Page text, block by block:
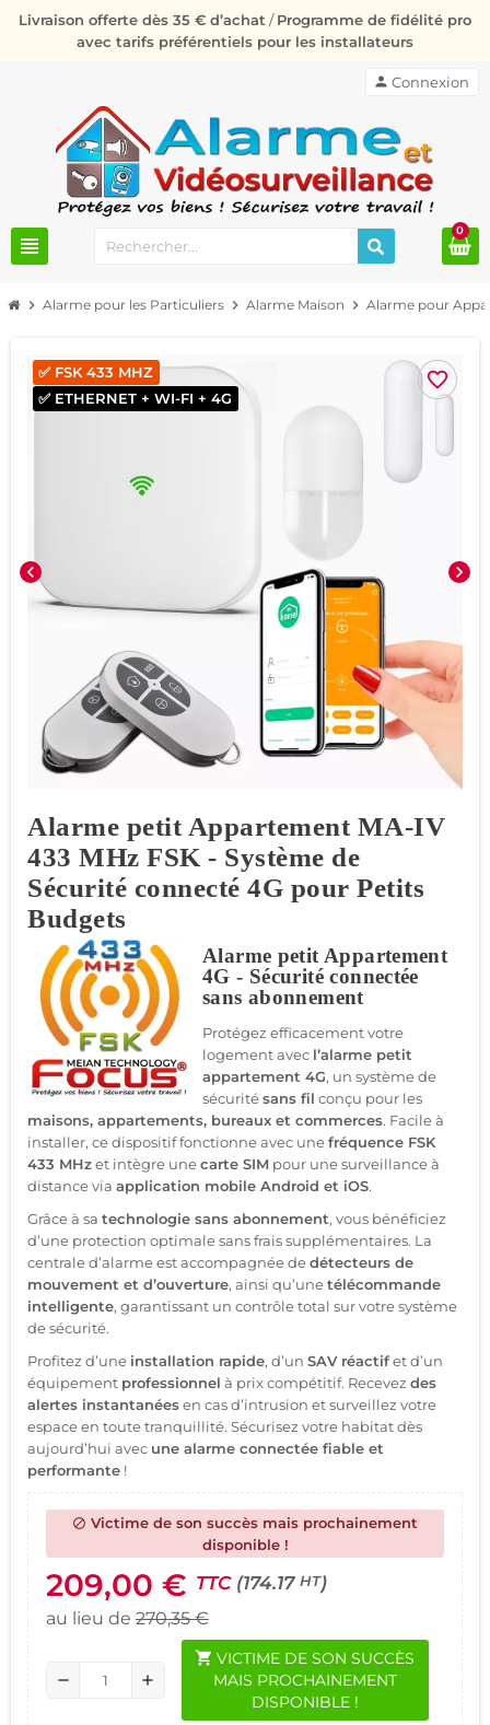
Livraison offerte dès 35 € d’achat /Programme de fidélité pro
avec tarifs préférentiels pour les installateurs
view_headline
person Connexion
0
chevron_right Alarme pour les Particuliers chevron_right Alarme Maison chevron_right Alarme pour
favorite_border
chevron_left chevron_right
✅ ETHERNET + WI-FI + 4G
✅ FSK 433 MHZ
Alarme petit Appartement MA-IV
433 MHz FSK - Système de
Sécurité connecté 4G pour Petits
Budgets
Alarme petit Appartement
4G - Sécurité connectée
sans abonnement
Protégez efficacement votre
logement avec l’alarme petit
appartement 4G, un système de
sécuritésans fil conçu pour les
maisons, appartements, bureaux et commerces. Facile à
installer, ce dispositif fonctionne avec unefréquence FSK
433 MHzet intègre unecarte SIM pour une surveillance à
distance via application mobile Android et iOS.
Grâce à sa technologie sans abonnement, vous bénéficiez
d’une protection optimale sans frais supplémentaires. La
centrale d’alarme est accompagnée dedétecteurs de
mouvement et d’ouverture, ainsi qu’unetélécommande
intelligente, garantissant un contrôle total sur votre système
de sécurité.
Profitez d’une installation rapide, d’un SAV réactifet d’un
équipement professionnel à prix compétitif. Recevez des
alertes instantanéesen cas d’intrusion et surveillez votre
espace en toute tranquillité. Sécurisez votre habitat dès
aujourd’hui avec une alarme connectée fiable et
performante !
block Victime de son succès mais prochainement
disponible !
209,00 € TTC (174.17 HT)
au lieu de 270,35 €
remove add
shopping_cart VICTIME DE SON SUCCÈS
MAIS PROCHAINEMENT
DISPONIBLE !